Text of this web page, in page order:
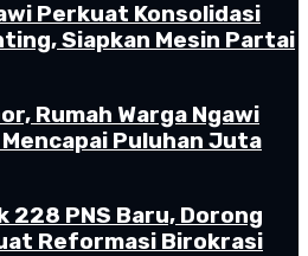
Perkuat Konsolidasi
Siapkan Mesin Partai
Rumah Warga Ngawi
Puluhan Juta
228 PNS Baru, Dorong
Reformasi Birokrasi